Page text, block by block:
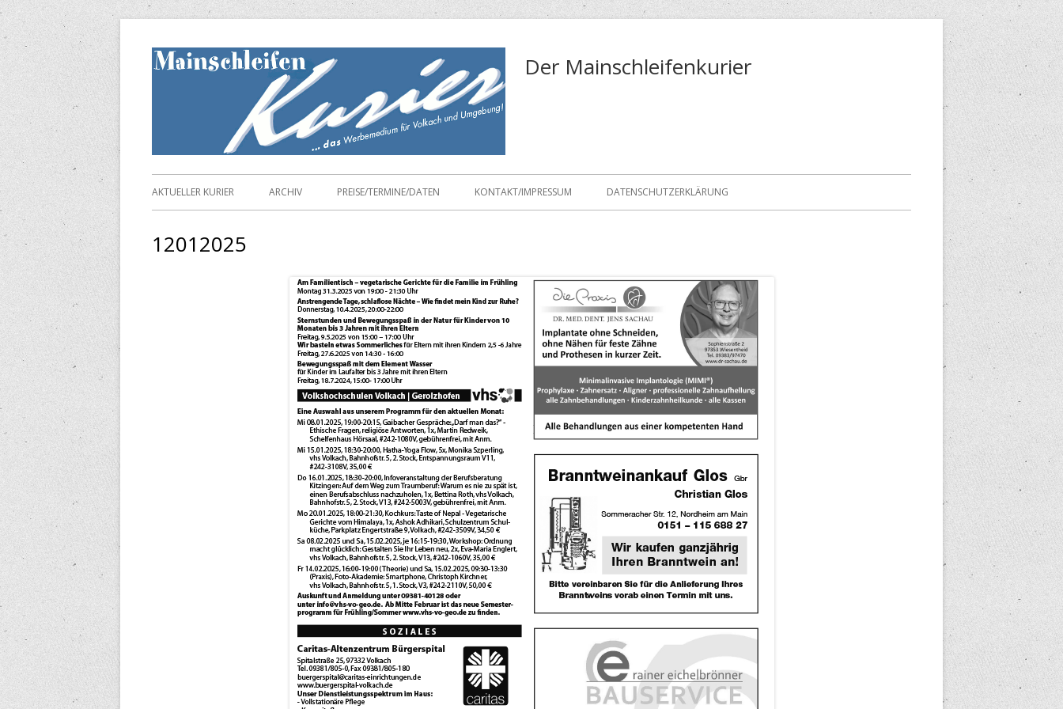
Springe
zum
Inhalt
Der Mainschleifenkurier
Primäres
AKTUELLER KURIER ARCHIV PREISE/TERMINE/DATEN KONTAKT/IMPRESSUM DATENSCHUTZERKLÄRUNG
12012025